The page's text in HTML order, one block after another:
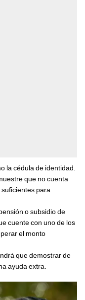
la cédula de identidad.
que no cuenta
para
o subsidio de
cuente con uno de los
el monto
que demostrar de
ayuda extra.